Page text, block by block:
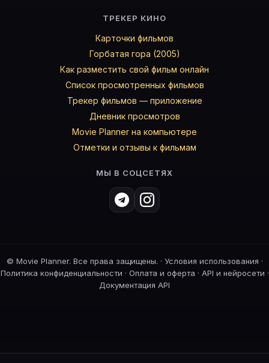
ТРЕКЕР КИНО
Карточки фильмов
Горбатая гора (2005)
Как разместить свой фильм онлайн
Список просмотренных фильмов
Трекер фильмов — приложение
Дневник просмотров
Movie Planner на компьютере
Отметки и отзывы к фильмам
МЫ В СОЦСЕТЯХ
© Movie Planner. Все права защищены. · Условия использования ·
Политика конфиденциальности · Оплата и оферта · API и нейросети ·
Документация API